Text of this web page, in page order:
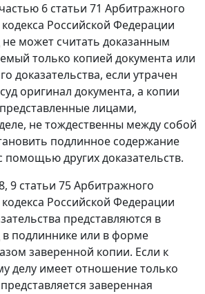
частью 6 статьи 71 Арбитражного
Российской Федерации
может считать доказанным
только копией документа или
доказательства, если утрачен
оригинал документа, а копии
лицами,
не тождественны между собой
подлинное содержание
помощью других доказательств.
9 статьи 75Арбитражного
Российской Федерации
представляются в
подлиннике или в форме
заверенной копии. Если к
делу имеет отношение только
заверенная